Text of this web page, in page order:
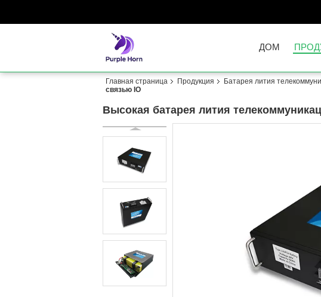
ДОМ
Главная страница Продукция Батарея лития
связью IO
Высокая батарея лития